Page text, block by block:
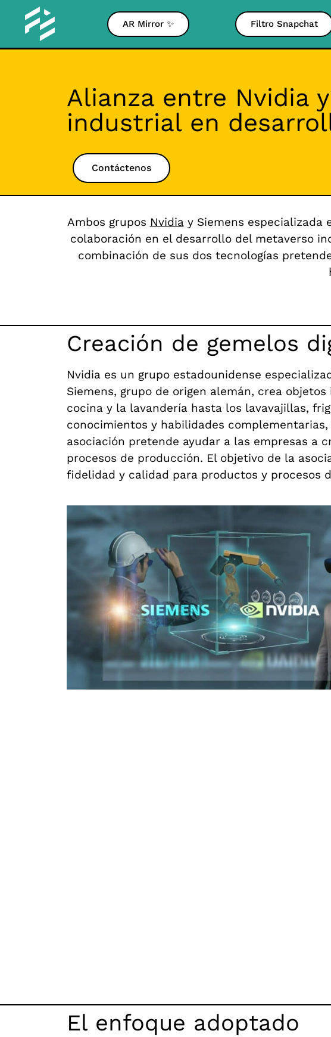
AR Mirror ✨ Filtro Snapchat
Alianza entre Nvidia
industrial en
Contáctenos
Ambos grupos Nvidiay Siemens especializada
colaboración en el desarrollo del metaverso
combinación de sus dos tecnologías
Creación de gemelos
Nvidia es un grupo estadounidense
Siemens, grupo de origen alemán, crea
cocina y la lavandería hasta los lavavajillas,
conocimientos y habilidades
asociación pretende ayudar a las empresas a
procesos de producción. El objetivo de la
fidelidad y calidad para productos y procesos
El enfoque adoptado